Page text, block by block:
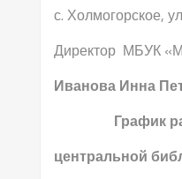
с. Холмогорское,
Директор МБУК
Иванова Инна
График
центральной